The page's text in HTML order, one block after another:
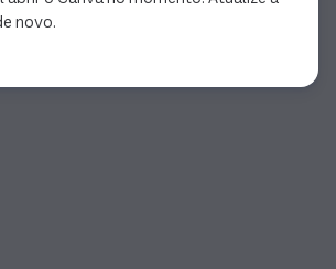
novo.